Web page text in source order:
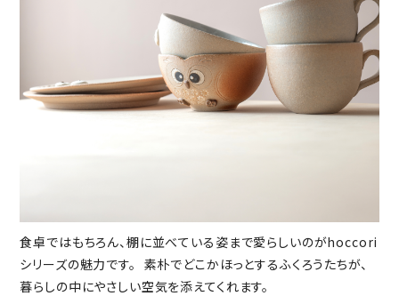
食卓ではもちろん、棚に並べている姿まで愛らしいのがhoccori
シリーズの魅力です。 素朴でどこかほっとするふくろうたちが、
暮らしの中にやさしい空気を添えてくれます。